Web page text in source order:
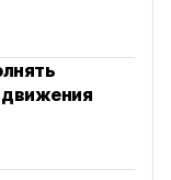
движения